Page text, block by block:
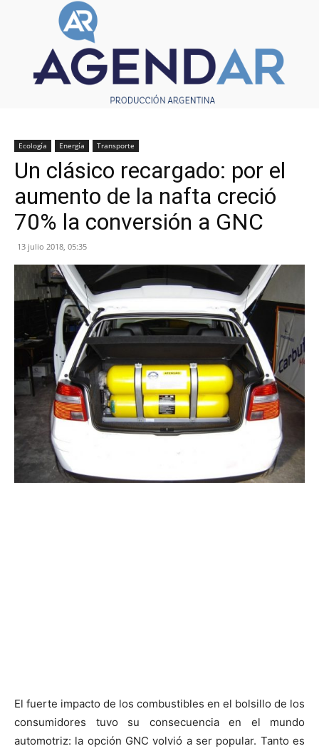
Ecología Energía Transporte
Un clásico recargado: por el
aumento de la nafta creció
70% la conversión a GNC
13 julio 2018, 05:35
El fuerte impacto de los combustibles en el bolsillo de los
consumidores tuvo su consecuencia en el mundo
automotriz: la opción GNC volvió a ser popular. Tanto es